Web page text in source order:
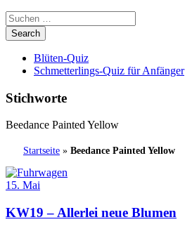
Blüten-Quiz
Schmetterlings-Quiz für Anfänger
Stichworte
Beedance Painted Yellow
Startseite » Beedance Painted Yellow
15. Mai
KW19 – Allerlei neue Blumen